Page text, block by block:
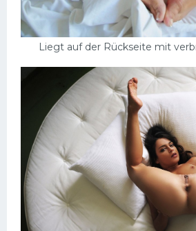
Liegt auf der Rückseite mit